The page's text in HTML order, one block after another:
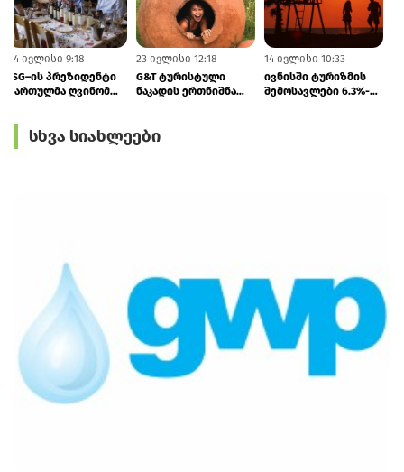
24 ივლისი 9:18
ISG–ის პრეზიდენტი
ქართულმა ღვინომ
23 ივლისი 12:18
G&T ტურისტული
ნაკადის ერთნიშნა
14 ივლისი 10:33
ივნისში ტურიზმის
შემოსავლები 6.3%-
სხვა სიახლეები